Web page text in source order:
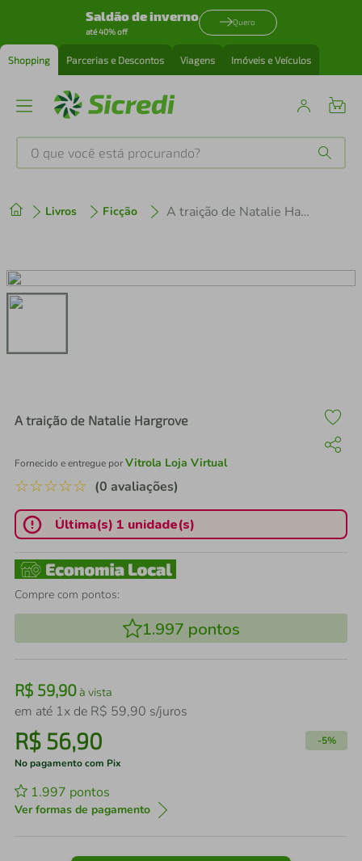
Saldão de inverno
até 40% off
Quero
Shopping Parcerias e Descontos Viagens Imóveis e Veículos
O que você está procurando?
Livros Ficção A traição de Natalie Hargrove
A traição de Natalie Hargrove
Fornecido e entregue porVitrola Loja Virtual
☆☆☆☆☆ (0 avaliações)
Última(s) 1 unidade(s)
Compre com pontos:
1.997 pontos
R$ 59,90à vista
em até 1x de R$ 59,90 s/juros
R$ 56,90 -5%
No pagamento com Pix
1.997 pontos
Ver formas de pagamento
2º cafeteira